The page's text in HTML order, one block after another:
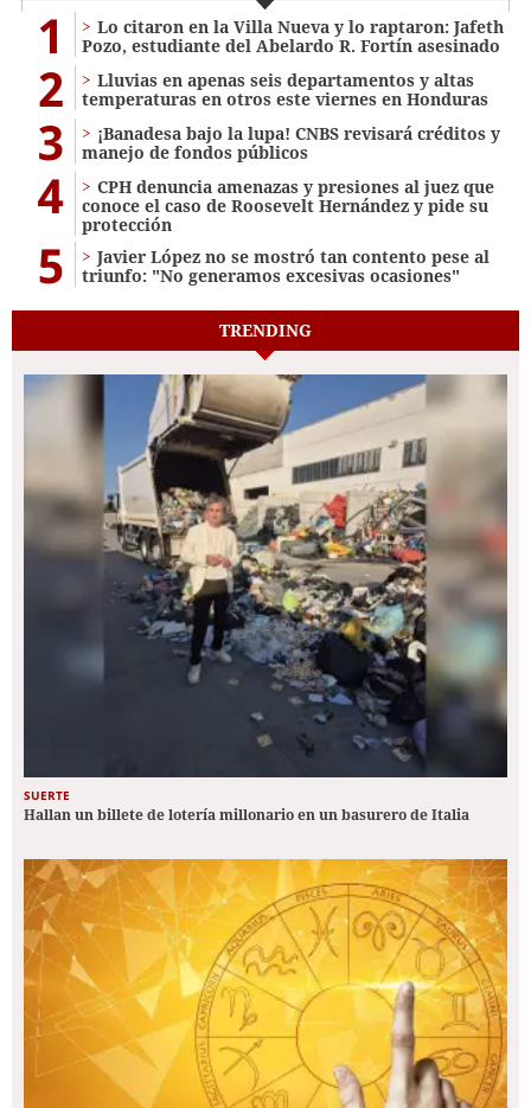
1
Lo citaron en la Villa Nueva y lo raptaron: Jafeth
Pozo, estudiante del Abelardo R. Fortín asesinado
2
Lluvias en apenas seis departamentos y altas
temperaturas en otros este viernes en Honduras
3
¡Banadesa bajo la lupa! CNBS revisará créditos y
manejo de fondos públicos
4
CPH denuncia amenazas y presiones al juez que
conoce el caso de Roosevelt Hernández y pide su
protección
5
Javier López no se mostró tan contento pese al
triunfo: "No generamos excesivas ocasiones"
TRENDING
SUERTE
Hallan un billete de lotería millonario en un basurero de Italia